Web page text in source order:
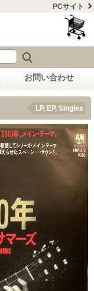
PCサイト
お問い合わせ
LP, EP, Singles